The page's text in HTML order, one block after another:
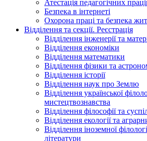
Атестація педагогічних
Безпека в інтернеті
Охорона праці та безпека
Відділення та секції. Реєстрація
Відділення інженерії та
Відділення економіки
Відділення математики
Відділення фізики та
Відділення історії
Відділення наук про Землю
Відділення української
мистецтвознавства
Відділення філософії та
Відділення екології та
Відділення іноземної
літератури